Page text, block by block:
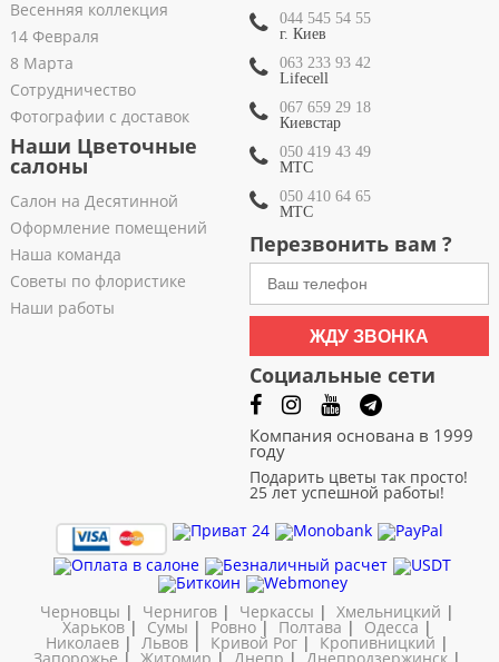
Весенняя коллекция
14 Февраля
8 Марта
Сотрудничество
Фотографии с доставок
Наши Цветочные
салоны
Салон на Десятинной
Оформление помещений
Наша команда
Советы по флористике
Наши работы
044 545 54 55
г. Киев
063 233 93 42
Lifecell
067 659 29 18
Киевстар
050 419 43 49
МТС
050 410 64 65
МТС
Перезвонить вам ?
ЖДУ ЗВОНКА
Социальные сети
Компания основана в 1999
году
Подарить цветы так просто!
25 лет успешной работы!
Черновцы | Чернигов | Черкассы | Хмельницкий |
Харьков| Сумы | Ровно | Полтава | Одесса |
Николаев | Львов Кривой Рог | Кропивницкий |
Запорожье | Житомир | Днепр |Днепродзержинск |